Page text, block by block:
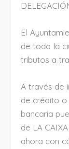
El
de toda la
tributos a
A través de
de crédito o
bancaria
de LA
ahora con